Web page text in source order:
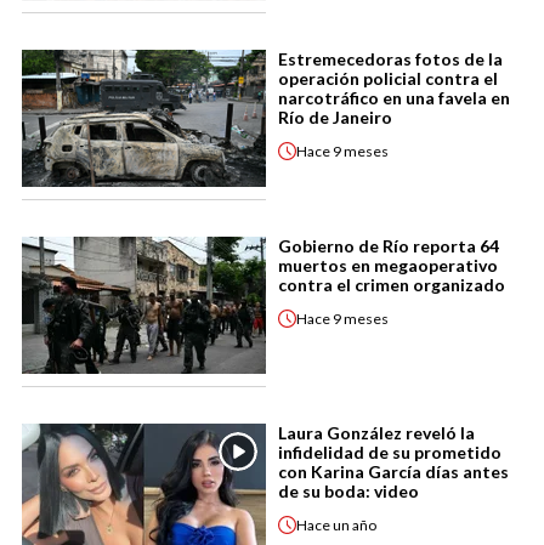
Estremecedoras fotos de la
operación policial contra el
narcotráfico en una favela en
Río de Janeiro
Hace 9 meses
Gobierno de Río reporta 64
muertos en megaoperativo
contra el crimen organizado
Hace 9 meses
Laura González reveló la
infidelidad de su prometido
con Karina García días antes
de su boda: video
Haceun año